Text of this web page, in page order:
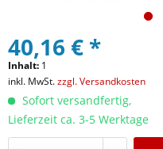
40,16 € *
Inhalt: 1
inkl. MwSt.zzgl. Versandkosten
Sofort versandfertig,
Lieferzeit ca. 3-5 Werktage